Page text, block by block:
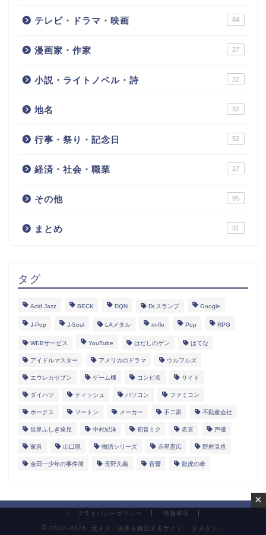
テレビ・ドラマ・映画 84
漫画家・作家 27
小説・ライトノベル・詩 22
地名 32
行事・祭り・記念日 52
経済・社会・職業 17
その他 95
まとめ 31
タグ
Acid Jazz BECK DQN Dr.スランプ Google
J-Pop J-Soul LAメタル m-flo Pop RPG
WEBサービス YouTube はだしのゲン はてな
アイドルマスター アメリカのドラマ ウルフルズ
エウレカセブン ゲーム機 コンピ名 サイト
ダイハツ ティッシュ パソコン ファミコン
ホークス マートン メーカー 不二家 不動産会社
世界ふしぎ発見 中村紀洋 初音ミク 名言 声優
家具 山口県 物語シリーズ 赤星憲広 野村克也
金田一少年の事件簿 長野久義 音響 龍虎の拳
プライバシーポリシー 免責事項
2012–2026 元ネタ・由来を解説するサイト 「タネタン」
×